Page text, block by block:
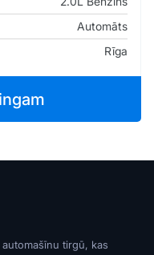
Automāts
Rīga
tirgū, kas